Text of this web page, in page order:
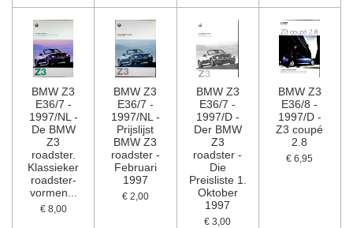
BMW Z3
E36/7 -
1997/NL -
De BMW
Z3
roadster.
Klassieker
roadster-
vormen...
€ 8,00
BMW Z3
E36/7 -
1997/NL -
Prijslijst
BMW Z3
roadster -
Februari
1997
€ 2,00
BMW Z3
E36/7 -
1997/D -
Der BMW
Z3
roadster -
Die
Preisliste 1.
Oktober
1997
€ 3,00
BMW Z3
E36/8 -
1997/D -
Z3 coupé
2.8
€ 6,95